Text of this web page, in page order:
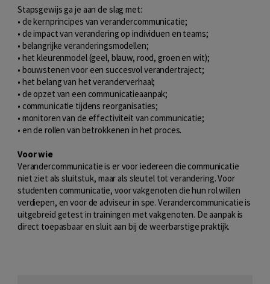
Stapsgewijs ga je aan de slag met:
• de kernprincipes van verandercommunicatie;
• de impact van verandering op individuen en teams;
• belangrijke veranderingsmodellen;
• het kleurenmodel (geel, blauw, rood, groen en wit);
• bouwstenen voor een succesvol verandertraject;
• het belang van het veranderverhaal;
• de opzet van een communicatieaanpak;
• communicatie tijdens reorganisaties;
• monitoren van de effectiviteit van communicatie;
• en de rollen van betrokkenen in het proces.
Voor wie
Verandercommunicatie is er voor iedereen die communicatie
niet ziet als sluitstuk, maar als sleutel tot verandering. Voor
studenten communicatie, voor vakgenoten die hun rol willen
verdiepen, en voor de adviseur in spe. Verandercommunicatie is
uitgebreid getest in trainingen met vakgenoten. De aanpak is
direct toepasbaar en sluit aan bij de weerbarstige praktijk.